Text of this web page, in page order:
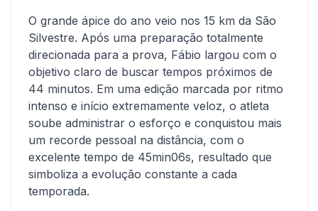
O grande ápice do ano veio nos 15 km da São
Silvestre. Após uma preparação totalmente
direcionada para a prova, Fábio largou com o
objetivo claro de buscar tempos próximos de
44 minutos. Em uma edição marcada por ritmo
intenso e início extremamente veloz, o atleta
soube administrar o esforço e conquistou mais
um recorde pessoal na distância, com o
excelente tempo de 45min06s, resultado que
simboliza a evolução constante a cada
temporada.